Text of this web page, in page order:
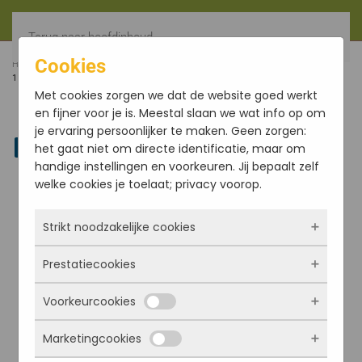
Terug naar hoofdinhoud
HOME FILTER
10ML FLESJES
Linkedin
Cookies
Met cookies zorgen we dat de website goed werkt
en fijner voor je is. Meestal slaan we wat info op om
je ervaring persoonlijker te maken. Geen zorgen:
het gaat niet om directe identificatie, maar om
handige instellingen en voorkeuren. Jij bepaalt zelf
welke cookies je toelaat; privacy voorop.
Strikt noodzakelijke cookies
Deze cookies zorgen ervoor dat de website
überhaupt werkt. Ze zijn dus altijd actief en
kunnen niet worden uitgezet. Meestal worden
ze alleen geplaatst als jij iets doet, zoals
inloggen, een formulier invullen of je
Prestatiecookies
Met deze cookies zien we hoe vaak onze site
bezocht wordt, waar bezoekers vandaan
komen en welke pagina’s populair zijn. Zo
Voorkeurcookies
Deze cookies onthouden jouw voorkeuren.
Marketingcookies